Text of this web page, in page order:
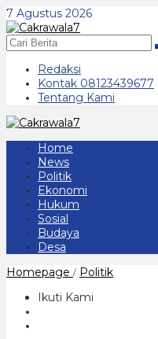
Lewati
ke
konten
7 Agustus 2026
Redaksi
Kontak 08123439677
Tentang Kami
Home
News
Politik
Ekonomi
Hukum
Sosial
Budaya
Desa
Homepage / PolitikSugiri
Ikuti Kami